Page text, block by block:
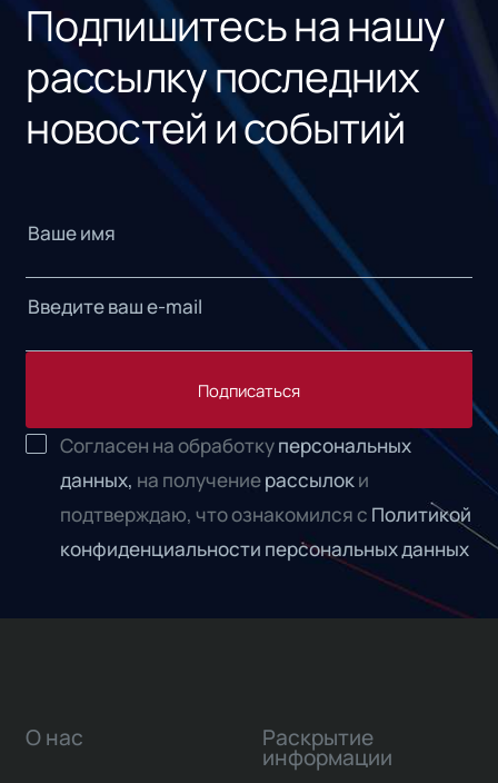
Подпишитесь на нашу
рассылку последних
новостей и событий
Подписаться
Согласен на обработкуперсональных
данных, на получениерассылоки
подтверждаю, что ознакомился с Политикой
конфиденциальности персональных данных
О нас Раскрытие
информации